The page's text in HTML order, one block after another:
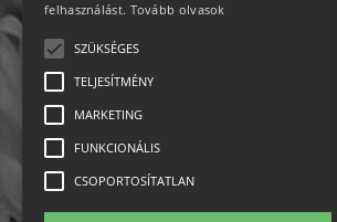
Állásajánlatok
felhasználást. Tovább olvasok
SZÜKSÉGES
TELJESÍTMÉNY
MARKETING
FUNKCIONÁLIS
CSOPORTOSÍTATLAN